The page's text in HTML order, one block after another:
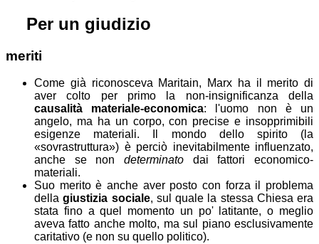
Per un giudizio
meriti
Come già riconosceva Maritain, Marx ha il merito di
aver colto per primo la non-insignificanza della
causalità materiale-economica: l'uomo non è un
angelo, ma ha un corpo, con precise e insopprimibili
esigenze materiali. Il mondo dello spirito (la
sovrastruttura ) è perciò inevitabilmente influenzato,
anche se non determinato dai fattori economico-
materiali.
Suo merito è anche aver posto con forza il problema
dellagiustizia sociale, sul quale la stessa Chiesa era
stata fino a quel momento un po' latitante, o meglio
aveva fatto anche molto, ma sul piano esclusivamente
caritativo (e non su quello politico).